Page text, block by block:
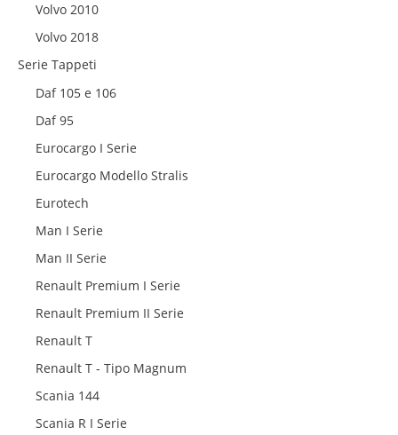
Volvo 2010
Volvo 2018
Serie Tappeti
Daf 105 e 106
Daf 95
Eurocargo I Serie
Eurocargo Modello Stralis
Eurotech
Man I Serie
Man II Serie
Renault Premium I Serie
Renault Premium II Serie
Renault T
Renault T - Tipo Magnum
Scania 144
Scania R I Serie